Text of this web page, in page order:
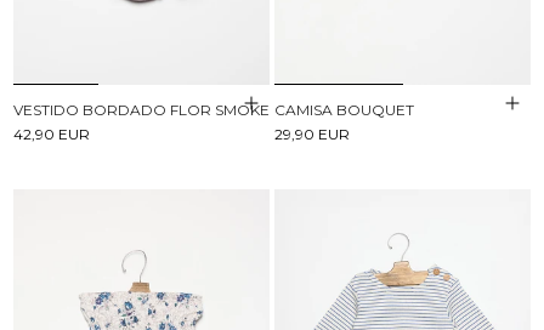
VESTIDO BORDADO FLOR SMOKE
42,90 EUR
CAMISA BOUQUET
29,90 EUR